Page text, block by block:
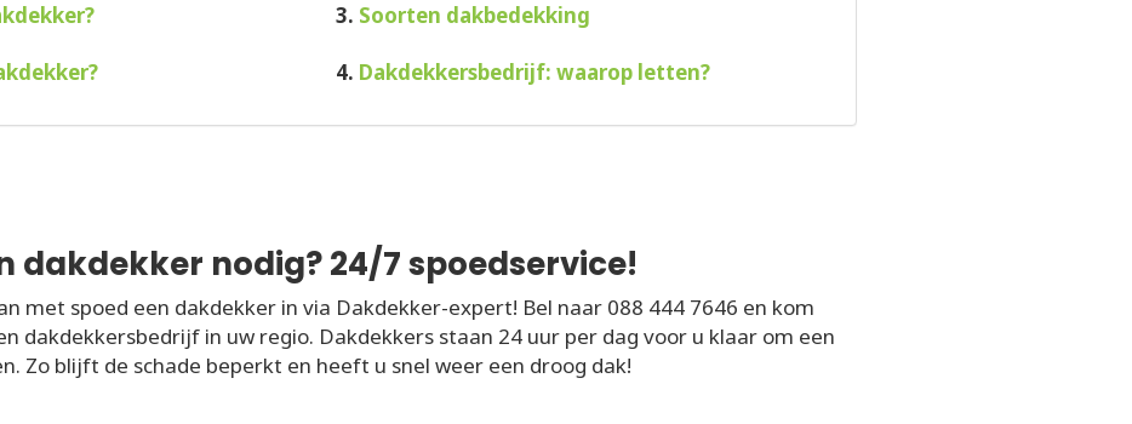
3. Soorten dakbedekking
4. Dakdekkersbedrijf: waarop letten?
dakdekker nodig? 24/7 spoedservice!
met spoed een dakdekker in via Dakdekker-expert! Bel naar 088 444 7646 en kom
dakdekkersbedrijf in uw regio. Dakdekkers staan 24 uur per dag voor u klaar om een
Zo blijft de schade beperkt en heeft u snel weer een droog dak!